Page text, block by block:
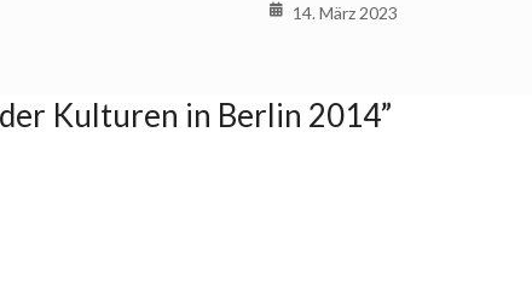
14. März 2023
Kulturen in Berlin 2014”